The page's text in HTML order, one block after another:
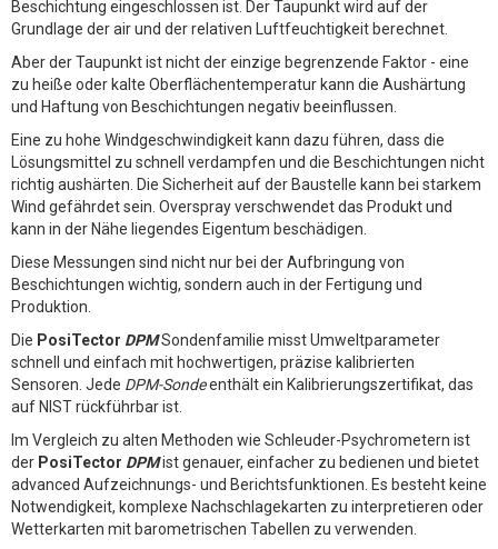
Beschichtung eingeschlossen ist. Der Taupunkt wird auf der
Grundlage der air und der relativen Luftfeuchtigkeit berechnet.
Aber der Taupunkt ist nicht der einzige begrenzende Faktor - eine
zu heiße oder kalte Oberflächentemperatur kann die Aushärtung
und Haftung von Beschichtungen negativ beeinflussen.
Eine zu hohe Windgeschwindigkeit kann dazu führen, dass die
Lösungsmittel zu schnell verdampfen und die Beschichtungen nicht
richtig aushärten. Die Sicherheit auf der Baustelle kann bei starkem
Wind gefährdet sein. Overspray verschwendet das Produkt und
kann in der Nähe liegendes Eigentum beschädigen.
Diese Messungen sind nicht nur bei der Aufbringung von
Beschichtungen wichtig, sondern auch in der Fertigung und
Produktion.
Die PosiTector DPMSondenfamilie misst Umweltparameter
schnell und einfach mit hochwertigen, präzise kalibrierten
Sensoren. Jede DPM-Sondeenthält ein Kalibrierungszertifikat, das
auf NIST rückführbar ist.
Im Vergleich zu alten Methoden wie Schleuder-Psychrometern ist
der PosiTector DPMist genauer, einfacher zu bedienen und bietet
advanced Aufzeichnungs- und Berichtsfunktionen. Es besteht keine
Notwendigkeit, komplexe Nachschlagekarten zu interpretieren oder
Wetterkarten mit barometrischen Tabellen zu verwenden.